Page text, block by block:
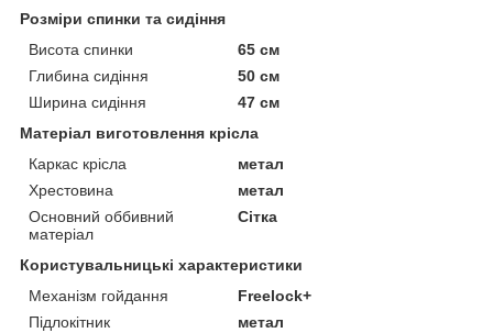
Розміри спинки та сидіння
Висота спинки
65 см
Глибина сидіння
50 см
Ширина сидіння
47 см
Матеріал виготовлення крісла
Каркас крісла
метал
Хрестовина
метал
Основний оббивний
матеріал
Сітка
Користувальницькі характеристики
Механізм гойдання
Freelock+
Підлокітник
метал